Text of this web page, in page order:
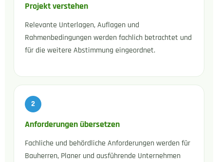
Projekt verstehen
Relevante Unterlagen, Auflagen und
Rahmenbedingungen werden fachlich betrachtet und
für die weitere Abstimmung eingeordnet.
Anforderungen übersetzen
Fachliche und behördliche Anforderungen werden für
Bauherren, Planer und ausführende Unternehmen